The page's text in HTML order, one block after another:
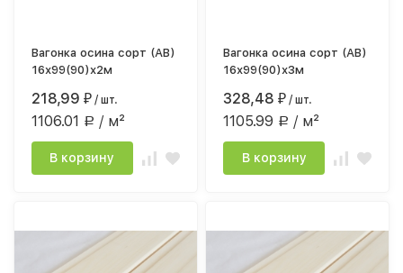
Вагонка осина сорт (АВ)
16х99(90)х2м
218,99₽ / шт.
1106.01 Р / м²
В корзину
Вагонка осина сорт (АВ)
16х99(90)х3м
328,48₽ / шт.
1105.99 Р / м²
В корзину